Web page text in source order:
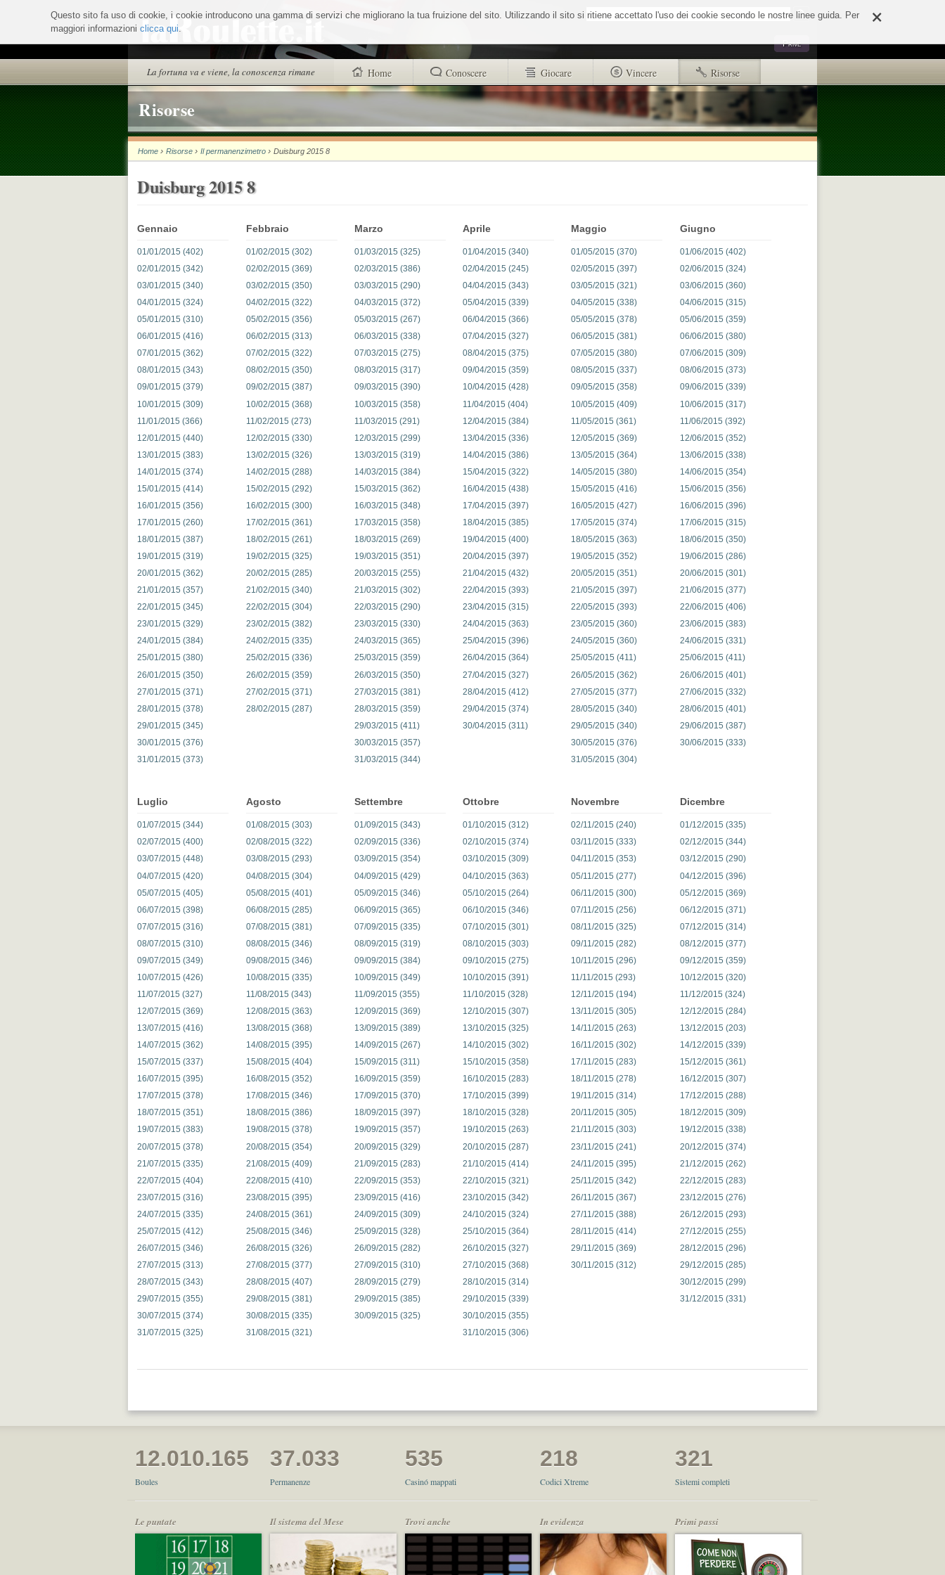
ai
contenuti.
alla
navigazione
Cerca nel sito
Strumenti
personali
Privé
Sezioni
La fortuna va e viene, la conoscenza rimane Home Conoscere Giocare Vincere Risorse
trovi anche Buono a sapersi Glossario Primi passi
Chi siamo Sistemisti Autori Copyright e disclaimer
Risorse
×
Questo sito fa uso di cookie, i cookie introducono una gamma di servizi che migliorano la tua fruizione del sito. Utilizzando il sito si ritiene accettato l'uso dei cookie secondo le nostre linee guida. Per
maggiori informazioni clicca qui.
Home ›Risorse ›Il permanenzimetro ›Duisburg 2015 8
Duisburg 2015 8
Gennaio
01/01/2015 (402)
02/01/2015 (342)
03/01/2015 (340)
04/01/2015 (324)
05/01/2015 (310)
06/01/2015 (416)
07/01/2015 (362)
08/01/2015 (343)
09/01/2015 (379)
10/01/2015 (309)
11/01/2015 (366)
12/01/2015 (440)
13/01/2015 (383)
14/01/2015 (374)
15/01/2015 (414)
16/01/2015 (356)
17/01/2015 (260)
18/01/2015 (387)
19/01/2015 (319)
20/01/2015 (362)
21/01/2015 (357)
22/01/2015 (345)
23/01/2015 (329)
24/01/2015 (384)
25/01/2015 (380)
26/01/2015 (350)
27/01/2015 (371)
28/01/2015 (378)
29/01/2015 (345)
30/01/2015 (376)
31/01/2015 (373)
Febbraio
01/02/2015 (302)
02/02/2015 (369)
03/02/2015 (350)
04/02/2015 (322)
05/02/2015 (356)
06/02/2015 (313)
07/02/2015 (322)
08/02/2015 (350)
09/02/2015 (387)
10/02/2015 (368)
11/02/2015 (273)
12/02/2015 (330)
13/02/2015 (326)
14/02/2015 (288)
15/02/2015 (292)
16/02/2015 (300)
17/02/2015 (361)
18/02/2015 (261)
19/02/2015 (325)
20/02/2015 (285)
21/02/2015 (340)
22/02/2015 (304)
23/02/2015 (382)
24/02/2015 (335)
25/02/2015 (336)
26/02/2015 (359)
27/02/2015 (371)
28/02/2015 (287)
Marzo
01/03/2015 (325)
02/03/2015 (386)
03/03/2015 (290)
04/03/2015 (372)
05/03/2015 (267)
06/03/2015 (338)
07/03/2015 (275)
08/03/2015 (317)
09/03/2015 (390)
10/03/2015 (358)
11/03/2015 (291)
12/03/2015 (299)
13/03/2015 (319)
14/03/2015 (384)
15/03/2015 (362)
16/03/2015 (348)
17/03/2015 (358)
18/03/2015 (269)
19/03/2015 (351)
20/03/2015 (255)
21/03/2015 (302)
22/03/2015 (290)
23/03/2015 (330)
24/03/2015 (365)
25/03/2015 (359)
26/03/2015 (350)
27/03/2015 (381)
28/03/2015 (359)
29/03/2015 (411)
30/03/2015 (357)
31/03/2015 (344)
Aprile
01/04/2015 (340)
02/04/2015 (245)
04/04/2015 (343)
05/04/2015 (339)
06/04/2015 (366)
07/04/2015 (327)
08/04/2015 (375)
09/04/2015 (359)
10/04/2015 (428)
11/04/2015 (404)
12/04/2015 (384)
13/04/2015 (336)
14/04/2015 (386)
15/04/2015 (322)
16/04/2015 (438)
17/04/2015 (397)
18/04/2015 (385)
19/04/2015 (400)
20/04/2015 (397)
21/04/2015 (432)
22/04/2015 (393)
23/04/2015 (315)
24/04/2015 (363)
25/04/2015 (396)
26/04/2015 (364)
27/04/2015 (327)
28/04/2015 (412)
29/04/2015 (374)
30/04/2015 (311)
Maggio
01/05/2015 (370)
02/05/2015 (397)
03/05/2015 (321)
04/05/2015 (338)
05/05/2015 (378)
06/05/2015 (381)
07/05/2015 (380)
08/05/2015 (337)
09/05/2015 (358)
10/05/2015 (409)
11/05/2015 (361)
12/05/2015 (369)
13/05/2015 (364)
14/05/2015 (380)
15/05/2015 (416)
16/05/2015 (427)
17/05/2015 (374)
18/05/2015 (363)
19/05/2015 (352)
20/05/2015 (351)
21/05/2015 (397)
22/05/2015 (393)
23/05/2015 (360)
24/05/2015 (360)
25/05/2015 (411)
26/05/2015 (362)
27/05/2015 (377)
28/05/2015 (340)
29/05/2015 (340)
30/05/2015 (376)
31/05/2015 (304)
Giugno
01/06/2015 (402)
02/06/2015 (324)
03/06/2015 (360)
04/06/2015 (315)
05/06/2015 (359)
06/06/2015 (380)
07/06/2015 (309)
08/06/2015 (373)
09/06/2015 (339)
10/06/2015 (317)
11/06/2015 (392)
12/06/2015 (352)
13/06/2015 (338)
14/06/2015 (354)
15/06/2015 (356)
16/06/2015 (396)
17/06/2015 (315)
18/06/2015 (350)
19/06/2015 (286)
20/06/2015 (301)
21/06/2015 (377)
22/06/2015 (406)
23/06/2015 (383)
24/06/2015 (331)
25/06/2015 (411)
26/06/2015 (401)
27/06/2015 (332)
28/06/2015 (401)
29/06/2015 (387)
30/06/2015 (333)
Luglio
01/07/2015 (344)
02/07/2015 (400)
03/07/2015 (448)
04/07/2015 (420)
05/07/2015 (405)
06/07/2015 (398)
07/07/2015 (316)
08/07/2015 (310)
09/07/2015 (349)
10/07/2015 (426)
11/07/2015 (327)
12/07/2015 (369)
13/07/2015 (416)
14/07/2015 (362)
15/07/2015 (337)
16/07/2015 (395)
17/07/2015 (378)
18/07/2015 (351)
19/07/2015 (383)
20/07/2015 (378)
21/07/2015 (335)
22/07/2015 (404)
23/07/2015 (316)
24/07/2015 (335)
25/07/2015 (412)
26/07/2015 (346)
27/07/2015 (313)
28/07/2015 (343)
29/07/2015 (355)
30/07/2015 (374)
31/07/2015 (325)
Agosto
01/08/2015 (303)
02/08/2015 (322)
03/08/2015 (293)
04/08/2015 (304)
05/08/2015 (401)
06/08/2015 (285)
07/08/2015 (381)
08/08/2015 (346)
09/08/2015 (346)
10/08/2015 (335)
11/08/2015 (343)
12/08/2015 (363)
13/08/2015 (368)
14/08/2015 (395)
15/08/2015 (404)
16/08/2015 (352)
17/08/2015 (346)
18/08/2015 (386)
19/08/2015 (378)
20/08/2015 (354)
21/08/2015 (409)
22/08/2015 (410)
23/08/2015 (395)
24/08/2015 (361)
25/08/2015 (346)
26/08/2015 (326)
27/08/2015 (377)
28/08/2015 (407)
29/08/2015 (381)
30/08/2015 (335)
31/08/2015 (321)
Settembre
01/09/2015 (343)
02/09/2015 (336)
03/09/2015 (354)
04/09/2015 (429)
05/09/2015 (346)
06/09/2015 (365)
07/09/2015 (335)
08/09/2015 (319)
09/09/2015 (384)
10/09/2015 (349)
11/09/2015 (355)
12/09/2015 (369)
13/09/2015 (389)
14/09/2015 (267)
15/09/2015 (311)
16/09/2015 (359)
17/09/2015 (370)
18/09/2015 (397)
19/09/2015 (357)
20/09/2015 (329)
21/09/2015 (283)
22/09/2015 (353)
23/09/2015 (416)
24/09/2015 (309)
25/09/2015 (328)
26/09/2015 (282)
27/09/2015 (310)
28/09/2015 (279)
29/09/2015 (385)
30/09/2015 (325)
Ottobre
01/10/2015 (312)
02/10/2015 (374)
03/10/2015 (309)
04/10/2015 (363)
05/10/2015 (264)
06/10/2015 (346)
07/10/2015 (301)
08/10/2015 (303)
09/10/2015 (275)
10/10/2015 (391)
11/10/2015 (328)
12/10/2015 (307)
13/10/2015 (325)
14/10/2015 (302)
15/10/2015 (358)
16/10/2015 (283)
17/10/2015 (399)
18/10/2015 (328)
19/10/2015 (263)
20/10/2015 (287)
21/10/2015 (414)
22/10/2015 (321)
23/10/2015 (342)
24/10/2015 (324)
25/10/2015 (364)
26/10/2015 (327)
27/10/2015 (368)
28/10/2015 (314)
29/10/2015 (339)
30/10/2015 (355)
31/10/2015 (306)
Novembre
02/11/2015 (240)
03/11/2015 (333)
04/11/2015 (353)
05/11/2015 (277)
06/11/2015 (300)
07/11/2015 (256)
08/11/2015 (325)
09/11/2015 (282)
10/11/2015 (296)
11/11/2015 (293)
12/11/2015 (194)
13/11/2015 (305)
14/11/2015 (263)
16/11/2015 (302)
17/11/2015 (283)
18/11/2015 (278)
19/11/2015 (314)
20/11/2015 (305)
21/11/2015 (303)
23/11/2015 (241)
24/11/2015 (395)
25/11/2015 (342)
26/11/2015 (367)
27/11/2015 (388)
28/11/2015 (414)
29/11/2015 (369)
30/11/2015 (312)
Dicembre
01/12/2015 (335)
02/12/2015 (344)
03/12/2015 (290)
04/12/2015 (396)
05/12/2015 (369)
06/12/2015 (371)
07/12/2015 (314)
08/12/2015 (377)
09/12/2015 (359)
10/12/2015 (320)
11/12/2015 (324)
12/12/2015 (284)
13/12/2015 (203)
14/12/2015 (339)
15/12/2015 (361)
16/12/2015 (307)
17/12/2015 (288)
18/12/2015 (309)
19/12/2015 (338)
20/12/2015 (374)
21/12/2015 (262)
22/12/2015 (283)
23/12/2015 (276)
26/12/2015 (293)
27/12/2015 (255)
28/12/2015 (296)
29/12/2015 (285)
30/12/2015 (299)
31/12/2015 (331)
12.010.165
Boules
37.033
Permanenze
535
Casinó mappati
218
Codici Xtreme
321
Sistemi completi
Le puntate Il sistema del Mese Trovi anche In evidenza Primi passi